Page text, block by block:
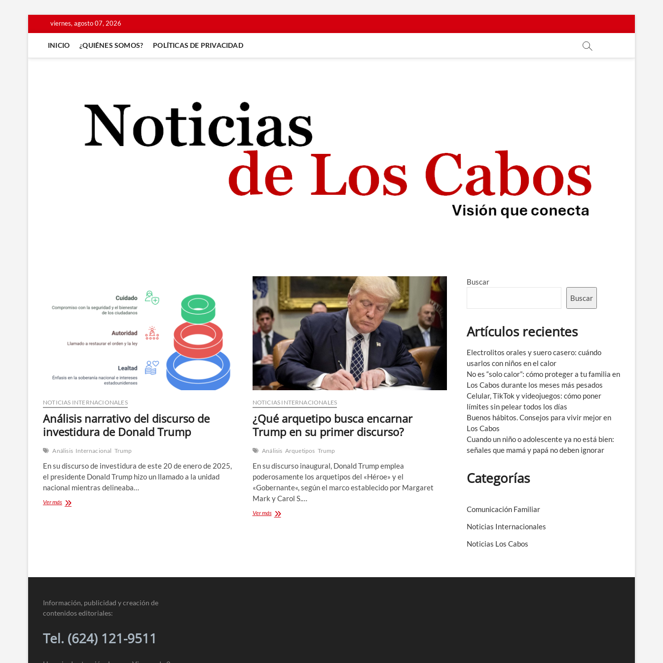
contenido
viernes, agosto 07, 2026
INICIO ¿QUIÉNES SOMOS? POLÍTICAS DE PRIVACIDAD
NOTICIAS INTERNACIONALES
Análisis narrativo del discurso de
investidura de Donald Trump
Análisis Internacional Trump
En su discurso de investidura de este 20 de enero de 2025,
el presidente Donald Trump hizo un llamado a la unidad
nacional mientras delineaba…
Ver másAnálisis
NOTICIAS INTERNACIONALES
¿Qué arquetipo busca encarnar
Trump en su primer discurso?
Análisis Arquetipos Trump
En su discurso inaugural, Donald Trump emplea
poderosamente los arquetipos del «Héroe» y el
«Gobernante«, según el marco establecido por Margaret
Mark y Carol S.…
Ver más¿Qué
Buscar
Buscar
Artículos recientes
Electrolitos orales y suero casero: cuándo
usarlos con niños en el calor
No es “solo calor”: cómo proteger a tu familia en
Los Cabos durante los meses más pesados
Celular, TikTok y videojuegos: cómo poner
límites sin pelear todos los días
Buenos hábitos. Consejos para vivir mejor en
Los Cabos
Cuando un niño o adolescente ya no está bien:
señales que mamá y papá no deben ignorar
Categorías
Comunicación Familiar
Noticias Internacionales
Noticias Los Cabos
Información, publicidad y creación de
contenidos editoriales:
Tel. (624) 121-9511